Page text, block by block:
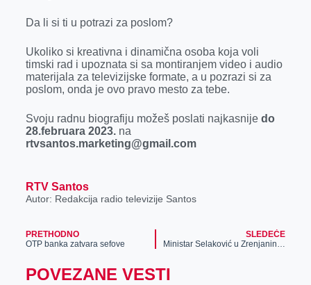
o
g
r
Da li si ti u potrazi za poslom?
Ukoliko si kreativna i dinamična osoba koja voli
timski rad i upoznata si sa montiranjem video i audio
materijala za televizijske formate, a u pozrazi si za
poslom, onda je ovo pravo mesto za tebe.
Svoju radnu biografiju možeš poslati najkasnijedo
28.februara 2023.na
rtvsantos.marketing@gmail.com
RTV Santos
Autor: Redakcija radio televizije Santos
PRETHODNO
OTP banka zatvara sefove
SLEDEĆE
Ministar Selaković u Zrenjaninu, posetio preduzeće „Stil“
POVEZANE VESTI